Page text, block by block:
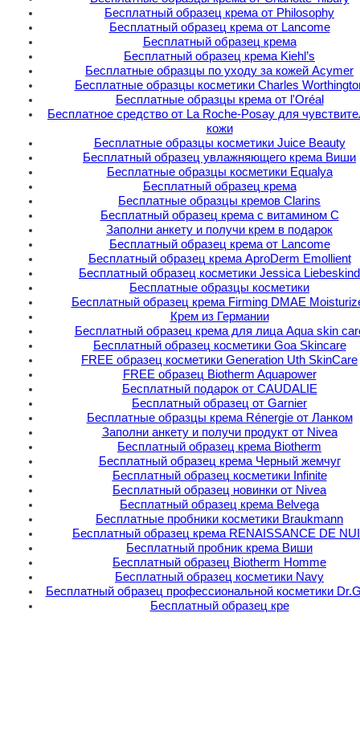
Бесплатный образец крема от Philosophy
Бесплатный образец крема от Lancome
Бесплатный образец крема
Бесплатный образец крема Kiehl’s
Бесплатные образцы по уходу за кожей Acymer
Бесплатные образцы косметики Charles
Бесплатные образцы крема от l'Oréal
Бесплатное средство от La Roche-Posay для
кожи
Бесплатные образцы косметики Juice Beauty
Бесплатный образец увлажняющего крема Виши
Бесплатные образцы косметики Equalya
Бесплатный образец крема
Бесплатные образцы кремов Clarins
Бесплатный образец крема с витамином C
Заполни анкету и получи крем в подарок
Бесплатный образец крема от Lancome
Бесплатный образец крема AproDerm Emollient
Бесплатный образец косметики Jessica Liebeskind
Бесплатные образцы косметики
Бесплатный образец крема Firming DMAE
Крем из Германии
Бесплатный образец крема для лица Аqua skin
Бесплатный образец косметики Goa Skincare
FREE образец косметики Generation Uth SkinCare
FREE образец Biotherm Aquapower
Бесплатный подарок от CAUDALIE
Бесплатный образец от Garnier
Бесплатные образцы крема Rénergie от Ланком
Заполни анкету и получи продукт от Nivea
Бесплатный образец крема Biotherm
Бесплатный образец крема Черный жемчуг
Бесплатный образец косметики Infinite
Бесплатный образец новинки от Nivea
Бесплатный образец крема Belvega
Бесплатные пробники косметики Braukmann
Бесплатный образец крема RENAISSANCE DE
Бесплатный пробник крема Виши
Бесплатный образец Biotherm Homme
Бесплатный образец косметики Navy
Бесплатный образец профессиональной косметики
Бесплатный образец кре